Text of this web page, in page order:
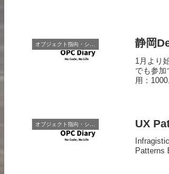
静岡
1月より
でも参加
用：
オブジェクト指向・システム開発 UX
Patterns